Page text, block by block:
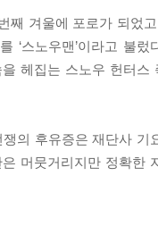
째 겨울에 포로가 되었
‘스노우맨’이라고 불
헤집는 스노우 헌터
의 후유증은 재단사
머뭇거리지만 정확한